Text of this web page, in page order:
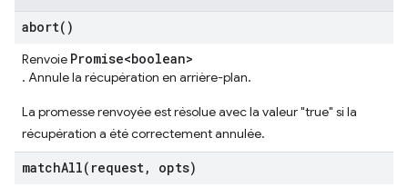
abort( )
Renvoie Promise<boolean>
. Annule la récupération en arrière-plan.
La promesse renvoyée est résolue avec la valeur "true" si la
récupération a été correctement annulée.
matchAll( request, opts)